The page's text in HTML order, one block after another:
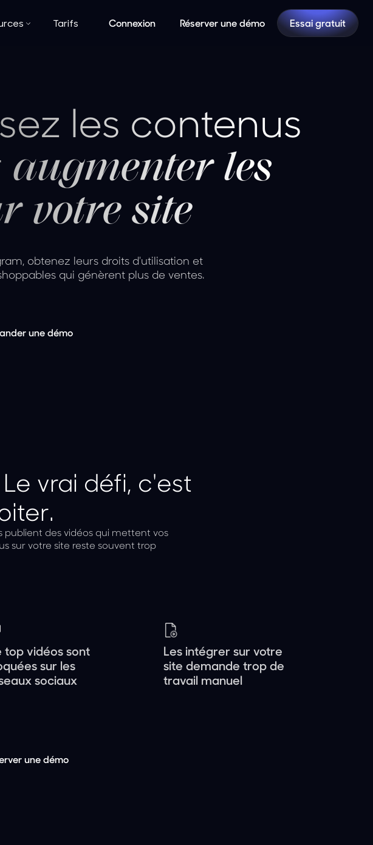
Tarifs Connexion Réserver une démo Essai gratuit
les contenus
augmenter les
votre site
obtenez leurs droits d'utilisation et
qui génèrent plus de ventes.
une démo
vrai défi, c'est
publient des vidéos qui mettent vos
sur votre site reste souvent trop
top vidéos sont
sur les
sociaux
Les intégrer sur votre
site demande trop de
travail manuel
une démo